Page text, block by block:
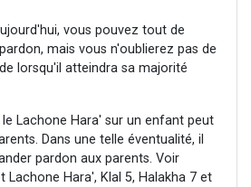
vous pouvez tout de
mais vous n'oublierez pas de
lorsqu'il atteindra sa majorité
Lachone Hara' sur un enfant peut
Dans une telle éventualité, il
pardon aux parents. Voir
Lachone Hara', Klal 5, Halakha 7 et